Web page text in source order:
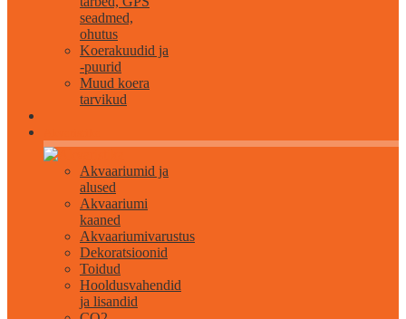
seadmed,
ohutus
Koerakuudid ja
-puurid
Muud koera
tarvikud
Akvaariumid ja
alused
Akvaariumi
kaaned
Akvaariumivarustus
Dekoratsioonid
Toidud
Hooldusvahendid
ja lisandid